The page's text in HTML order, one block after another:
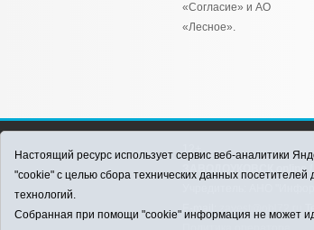
«Согласие» и АО
«Лесное».
ЗАВОДОУКОВСК online /
E-mail:
Настоящий ресурс использует сервис веб-аналитики
"cookie" с целью сбора технических данных
технологий.
Собранная при помощи "cookie" информация не может